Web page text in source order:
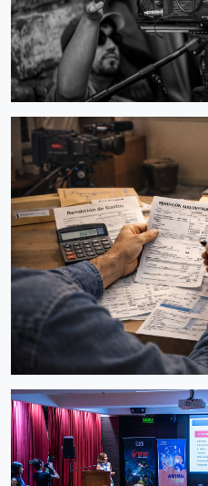
Salta Cash Rebate
Abierta hasta 30/09/2026
Exención Impositiva
Abierta hasta 01/01/2027